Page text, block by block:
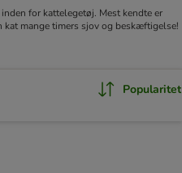
for kattelegetøj. Mest kendte er
mange timers sjov og beskæftigelse!
Popularitet